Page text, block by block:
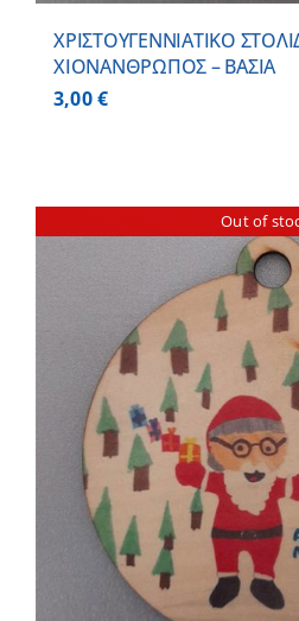
ΧΡΙΣΤΟΥΓΕΝΝΙΑΤΙΚΟ
ΧΙΟΝΑΝΘΡΩΠΟΣ – ΒΑΣΙΑ
3,00€
Out of